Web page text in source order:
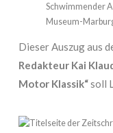
Schwimmender
Museum-
Dieser Auszug aus
Redakteur Kai
Motor Klassik“soll